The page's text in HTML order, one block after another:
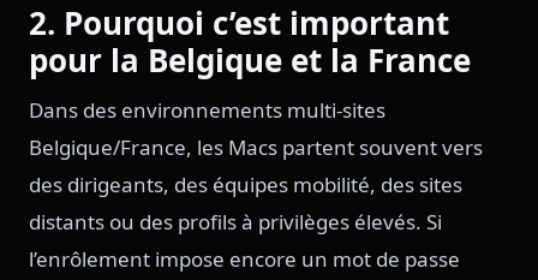
2. Pourquoi c’est important
pour la Belgique et la France
Dans des environnements multi-sites
Belgique/France, les Macs partent souvent vers
des dirigeants, des équipes mobilité, des sites
distants ou des profils à privilèges élevés. Si
l’enrôlement impose encore un mot de passe